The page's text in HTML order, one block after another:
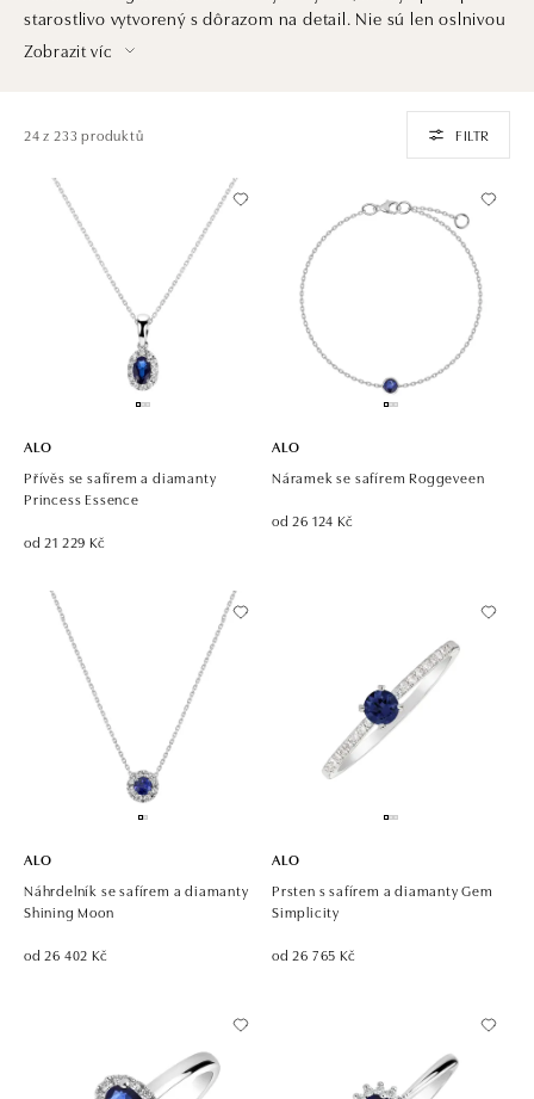
starostlivo vytvorený s dôrazom na detail. Nie sú len oslnivou
ozdobou. Sú aj investíciou do krásy, ktorá pretrvá generácie
Zobrazit víc
24 z 233 produktů FILTR
ALO
Přívěs se safírem a diamanty
Princess Essence
od 21 229 Kč
ALO
Náramek se safírem Roggeveen
od 26 124 Kč
ALO
Náhrdelník se safírem a diamanty
Shining Moon
od 26 402 Kč
ALO
Prsten s safírem a diamanty Gem
Simplicity
od 26 765 Kč